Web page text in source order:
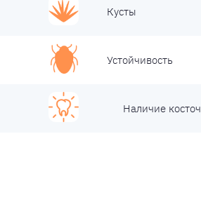
Кусты
Устойчивость
Наличие